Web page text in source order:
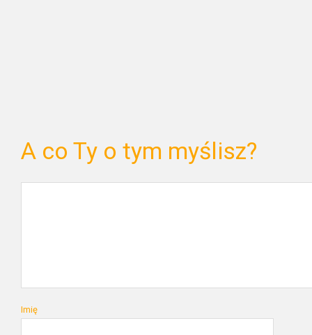
A co Ty o tym myślisz?
Imię